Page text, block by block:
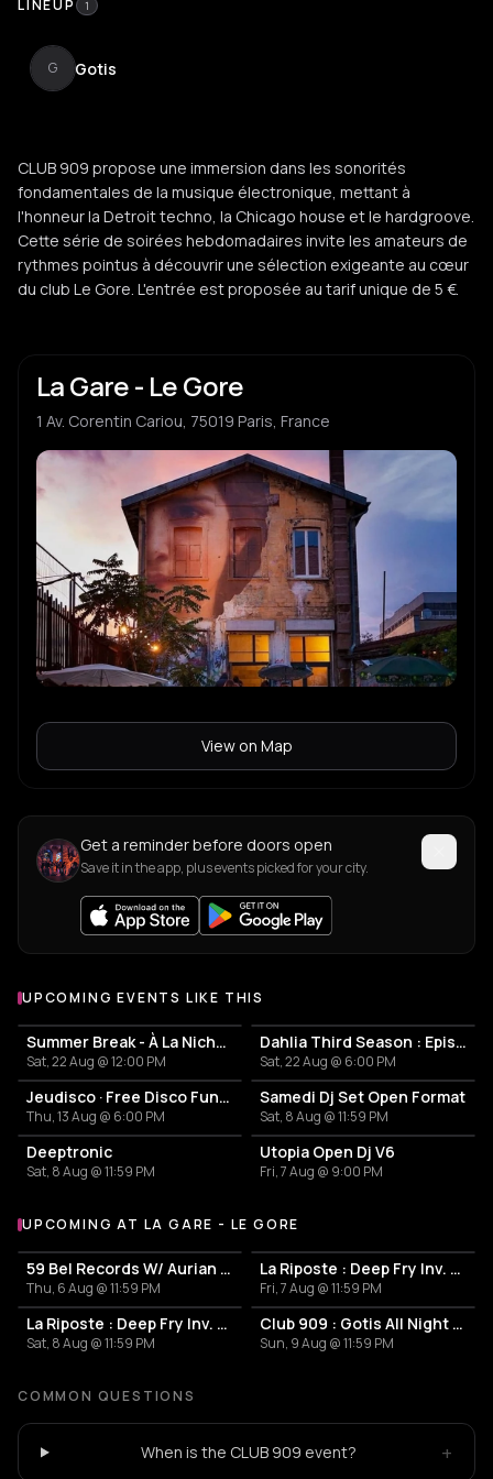
LINEUP 1
G Gotis
CLUB 909 propose une immersion dans les sonorités
fondamentales de la musique électronique, mettant à
l'honneur la Detroit techno, la Chicago house et le hardgroove.
Cette série de soirées hebdomadaires invite les amateurs de
rythmes pointus à découvrir une sélection exigeante au cœur
du club Le Gore. L'entrée est proposée au tarif unique de 5 €.
La Gare - Le Gore
1 Av. Corentin Cariou, 75019 Paris, France
View on Map
Get a reminder before doors open
Save it in the app, plus events picked for your city.
UPCOMING EVENTS LIKE THIS
Summer Break - À La Niche X Baile Do Gangz
Sat, 22 Aug @ 12:00 PM
Dahlia Third Season : Episode III
Sat, 22 Aug @ 6:00 PM
Jeudisco · Free Disco Funk Open Air & Night
Thu, 13 Aug @ 6:00 PM
Samedi Dj Set Open Format
Sat, 8 Aug @ 11:59 PM
Deeptronic
Sat, 8 Aug @ 11:59 PM
Utopia Open Dj V6
Fri, 7 Aug @ 9:00 PM
More events at La Gare - Le Gore
UPCOMING AT LA GARE - LE GORE
59 Bel Records W/ Aurian & Joia
Thu, 6 Aug @ 11:59 PM
La Riposte : Deep Fry Inv. Lefblom All Night Long
Fri, 7 Aug @ 11:59 PM
La Riposte : Deep Fry Inv. Lefblom & Tanhloub
Sat, 8 Aug @ 11:59 PM
Club 909 : Gotis All Night Long
Sun, 9 Aug @ 11:59 PM
COMMON QUESTIONS
When is the CLUB 909 event? +